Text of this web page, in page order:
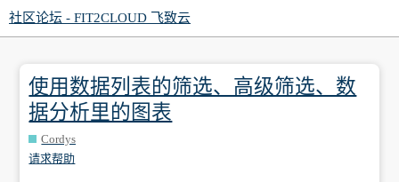
社区论坛 - FIT2CLOUD 飞致云
使用数据列表的筛选、高级筛选、数
据分析里的图表
Cordys
请求帮助